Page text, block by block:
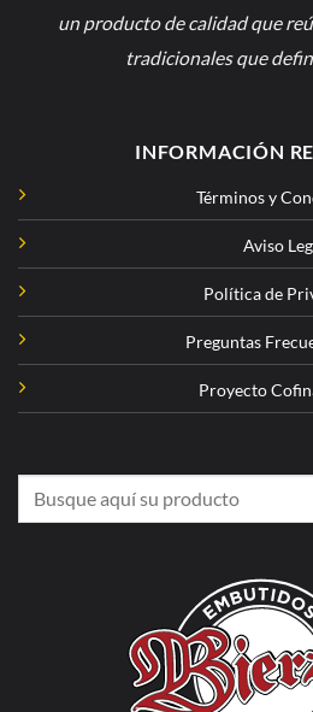
un producto de calidad que
tradicionales que
INFORMACIÓN
Términos y
Aviso
Política de
Preguntas
Proyecto